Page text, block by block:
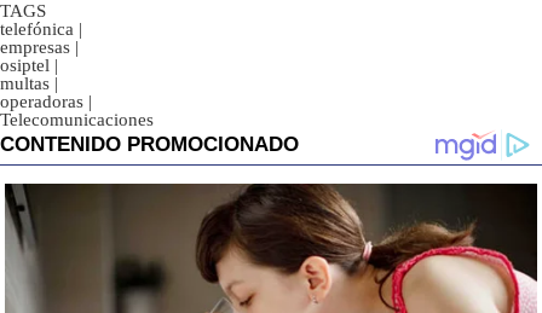
TAGS
telefónica |
empresas |
osiptel |
multas |
operadoras |
Telecomunicaciones